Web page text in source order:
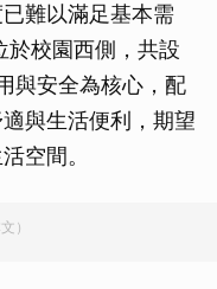
難以滿足基本需
於校園西側，共設
與安全為核心，配
與生活便利，期望
空間。
）